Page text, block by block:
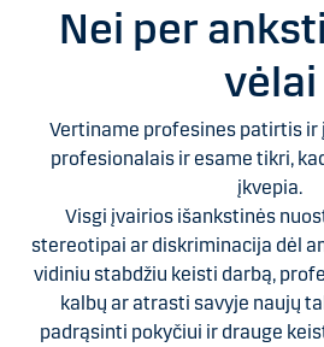
Nei per
vėlai
Vertiname profesines patirtis ir
profesionalais ir esame tikri,
įkvepia.
Visgi įvairios išankstinės
stereotipai ar diskriminacija dėl
vidiniu stabdžiu keisti darbą,
kalbų ar atrasti savyje naujų
padrąsinti pokyčiui ir drauge